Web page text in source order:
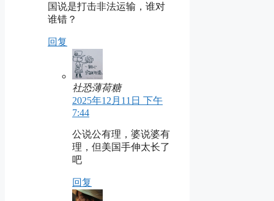
国说是打击非法运输，谁对
谁错？
回复
社恐薄荷糖
2025年12月11日 下午
7:44
公说公有理，婆说婆有
理，但美国手伸太长了
吧
回复